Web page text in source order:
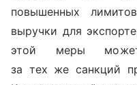
повышенных
выручки для
этой меры
за тех же санкций